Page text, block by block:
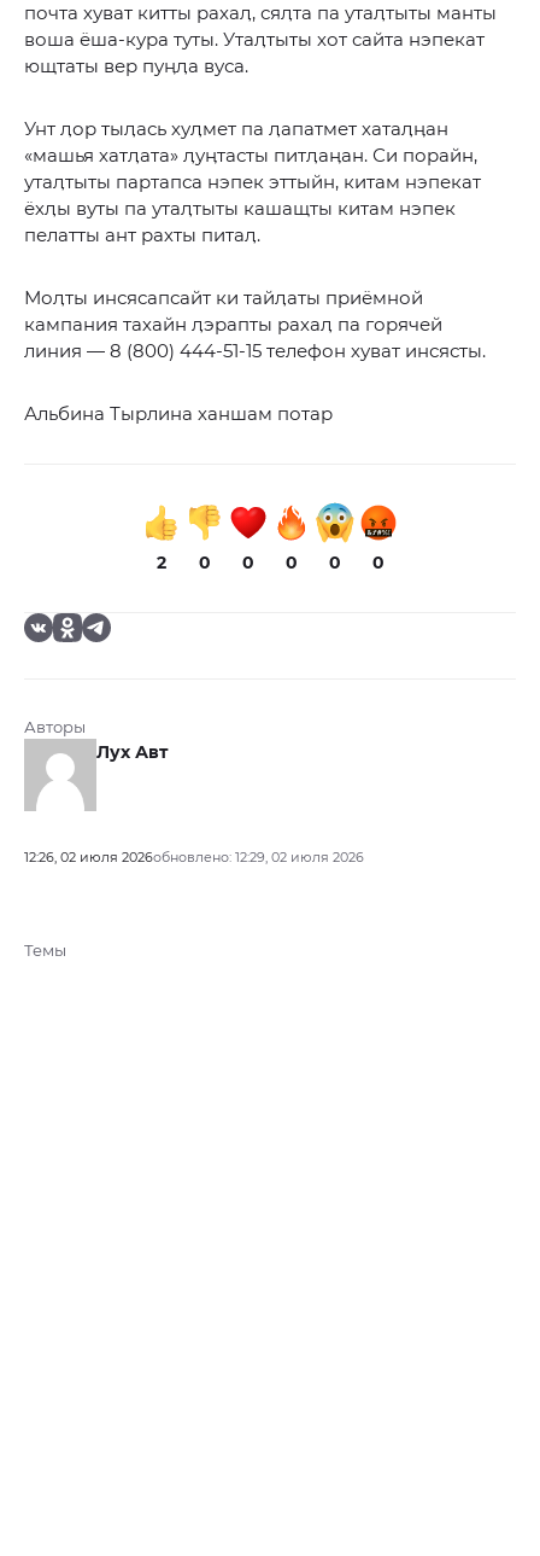
почта хуват китты рахаӆ, сяӆта па утаӆтыты манты
воша ёша-кура туты. Утаӆтыты хот сайта нэпекат
ющтаты вер пуӊӆа вуса.
Унт ӆор тыӆась хуӆмет па ӆапатмет хатаӆӊан
«машья хатӆата» ӆуӊтасты питӆаӊан. Си порайн,
утаӆтыты партапса нэпек эттыйн, китам нэпекат
ёхӆы вуты па утаӆтыты кашащты китам нэпек
пелатты ант рахты питаӆ.
Моӆты инсясапсайт ки тайӆаты приёмной
кампания тахайн ӆэрапты рахаӆ па горячей
линия — 8 (800) 444-51-15 телефон хуват инсясты.
Альбина Тырлина ханшам потар
2 0 0 0 0 0
Авторы
Лух Авт
12:26, 02 июля 2026обновлено: 12:29, 02 июля 2026
Темы